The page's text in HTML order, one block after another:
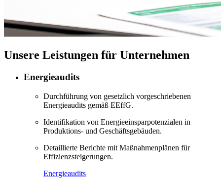
Unsere Leistungen für Unternehmen
Energieaudits
Durchführung von gesetzlich vorgeschriebenen
Energieaudits gemäß EEffG.
Identifikation von Energieeinsparpotenzialen in
Produktions- und Geschäftsgebäuden.
Detaillierte Berichte mit Maßnahmenplänen für
Effizienzsteigerungen.
Energieaudits